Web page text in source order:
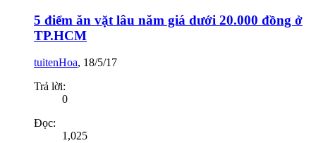
5 điểm ăn vặt lâu năm giá dưới 20.000 đồng ở
TP.HCM
tuitenHoa, 18/5/17
Trả lời:
0
Đọc:
1,025